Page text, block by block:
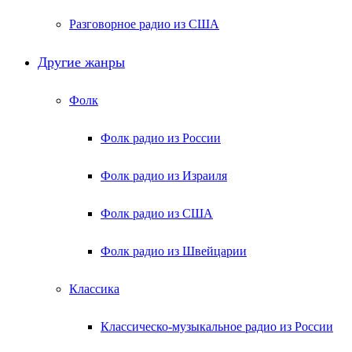
Разговорное радио из США
Другие жанры
Фолк
Фолк радио из России
Фолк радио из Израиля
Фолк радио из США
Фолк радио из Швейцарии
Классика
Классическо-музыкальное радио из России